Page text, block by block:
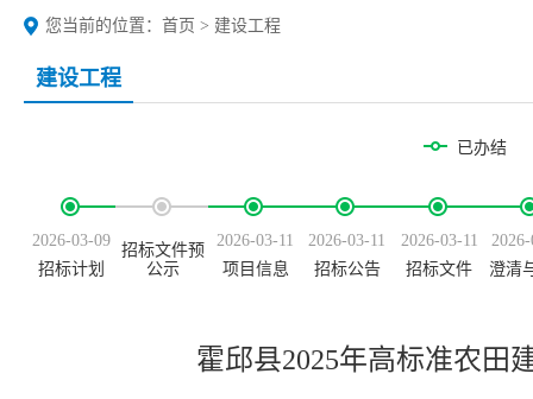
您当前的位置： 首页 > 建设工程
建设工程
已办结
2026-03-09
招标计划
招标文件预
公示
2026-03-11
项目信息
2026-03-11
招标公告
2026-03-11
招标文件
澄清
霍邱县2025年高标准农田